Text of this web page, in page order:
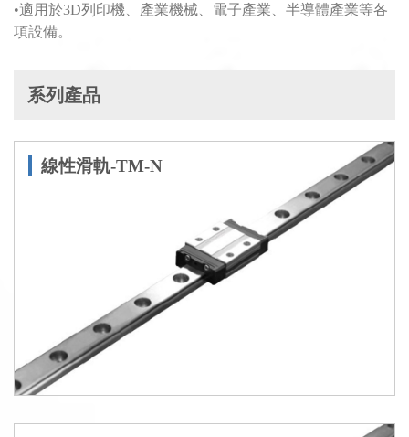
•適用於3D列印機、產業機械、電子產業、半導體產業等各
項設備。
系列產品
線性滑軌-TM-N